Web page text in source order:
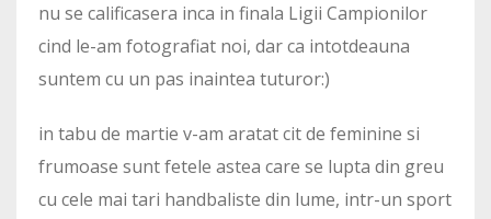
nu se calificasera inca in finala Ligii Campionilor
cind le-am fotografiat noi, dar ca intotdeauna
suntem cu un pas inaintea tuturor:)
in tabu de martie v-am aratat cit de feminine si
frumoase sunt fetele astea care se lupta din greu
cu cele mai tari handbaliste din lume, intr-un sport